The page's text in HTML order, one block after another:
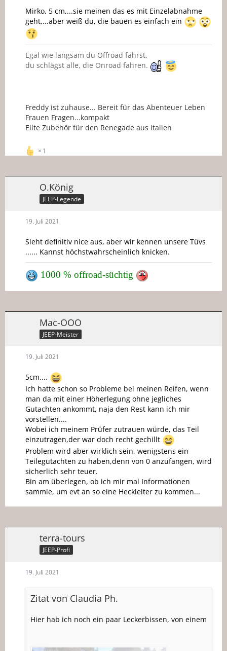
Mirko, 5 cm,...sie meinen das es mit Einzelabnahme
geht,...aber weiß du, die bauen es einfach ein
Egal wie langsam du Offroad fährst,
du schlägst alle, die Onroad fahren.
Freddy ist zuhause... Bereit für das Abenteuer Leben
Frauen Fragen...kompakt
Elite Zubehör für den Renegade aus Italien
1
O.König
JEEP-Legende
19. Juli 2021
Sieht definitiv nice aus, aber wir kennen unsere Tüvs
...... Kannst höchstwahrscheinlich knicken.
1000 % offroad-süchtig
Mac-OOO
JEEP-Meister
19. Juli 2021
5cm....
Ich hatte schon so Probleme bei meinen Reifen, wenn
man da mit einer Höherlegung ohne jegliches
Gutachten ankommt, naja den Rest kann ich mir
vorstellen....
Wobei ich meinem Prüfer zutrauen würde, das Teil
einzutragen,der war doch recht gechillt
Problem wird aber wirklich sein, wenigstens ein
Teilegutachten zu haben,denn von 0 anzufangen, wird
sicherlich sehr teuer.
Bin am überlegen, ob ich mir mal Informationen
sammle, um evt an so eine Heckleiter zu kommen...
terra-tours
JEEP-Profi
19. Juli 2021
Zitat von Claudia Ph.
Hier hab ich noch ein paar Leckerbissen, von einem